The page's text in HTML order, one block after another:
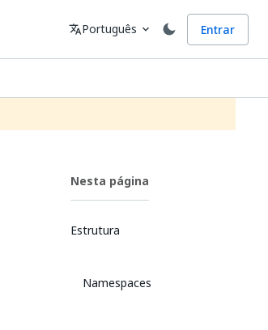
Idioma
translatePortuguês expand_more Entrar
Nesta página
Estrutura
Namespaces